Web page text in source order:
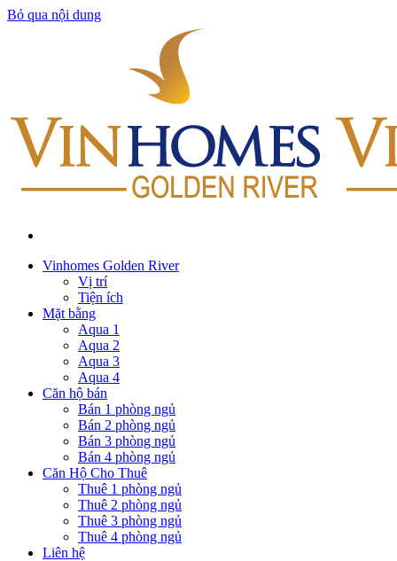
Bỏ qua nội dung
Vinhomes Golden River
Vị trí
Tiện ích
Mặt bằng
Aqua 1
Aqua 2
Aqua 3
Aqua 4
Căn hộ bán
Bán 1 phòng ngủ
Bán 2 phòng ngủ
Bán 3 phòng ngủ
Bán 4 phòng ngủ
Căn Hộ Cho Thuê
Thuê 1 phòng ngủ
Thuê 2 phòng ngủ
Thuê 3 phòng ngủ
Thuê 4 phòng ngủ
Liên hệ